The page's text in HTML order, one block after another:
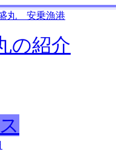
の紹介